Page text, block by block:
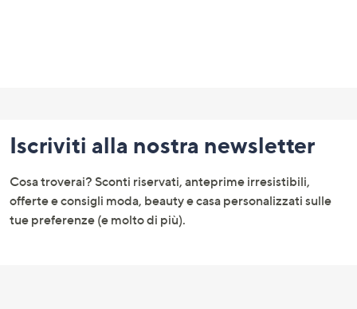
menu
e
informazioni
Iscriviti alla nostra newsletter
Cosa troverai? Sconti riservati, anteprime irresistibili,
offerte e consigli moda, beauty e casa personalizzati sulle
tue preferenze (e molto di più).